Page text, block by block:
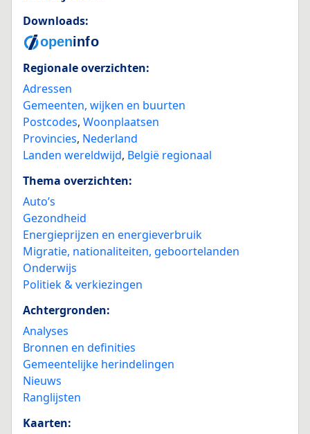
Downloads:
Regionale overzichten:
Adressen
Gemeenten, wijken en buurten
Postcodes, Woonplaatsen
Provincies, Nederland
Landen wereldwijd, België regionaal
Thema overzichten:
Auto’s
Gezondheid
Energieprijzen en energieverbruik
Migratie, nationaliteiten, geboortelanden
Onderwijs
Politiek & verkiezingen
Achtergronden:
Analyses
Bronnen en definities
Gemeentelijke herindelingen
Nieuws
Ranglijsten
Kaarten: